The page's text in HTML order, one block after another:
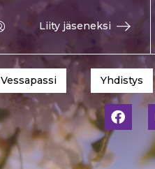
Liity jäseneksi
Vessapassi Yhdistys